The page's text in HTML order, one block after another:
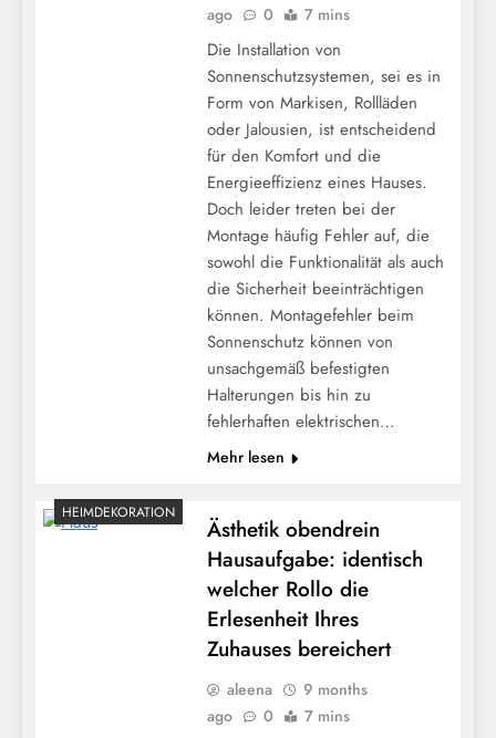
ago 0 7 mins
Die Installation von
Sonnenschutzsystemen, sei es in
Form von Markisen, Rollläden
oder Jalousien, ist entscheidend
für den Komfort und die
Energieeffizienz eines Hauses.
Doch leider treten bei der
Montage häufig Fehler auf, die
sowohl die Funktionalität als auch
die Sicherheit beeinträchtigen
können. Montagefehler beim
Sonnenschutz können von
unsachgemäß befestigten
Halterungen bis hin zu
fehlerhaften elektrischen…
Mehr lesen
HEIMDEKORATION
Ästhetik obendrein
Hausaufgabe: identisch
welcher Rollo die
Erlesenheit Ihres
Zuhauses bereichert
aleena
9 months
ago
0 7 mins